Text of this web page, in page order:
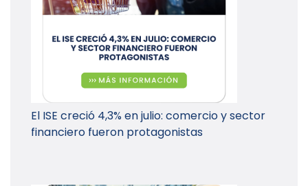
El ISE creció 4,3% en julio: comercio y sector
financiero fueron protagonistas